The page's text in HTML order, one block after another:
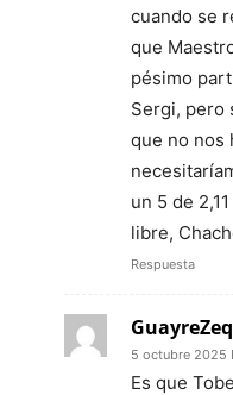
cuando se
que
pésimo
Sergi, pero
que no nos
un 5 de
libre,
Respuesta
5 octubre 2025
Es que